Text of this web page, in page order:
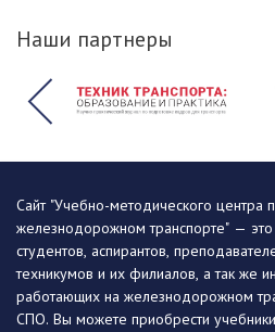
Наши партнеры
Сайт "Учебно-методического центра
железнодорожном транспорте" —
студентов, аспирантов,
техникумов и их филиалов, а так же
работающих на железнодорожном
СПО. Вы можете приобрести